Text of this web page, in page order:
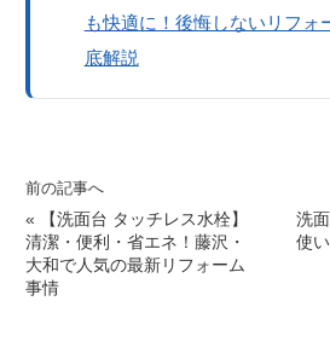
も快適に！後悔しないリフォ
底解説
前の記事へ
«
【洗面台 タッチレス水栓】
清潔・便利・省エネ！藤沢・
大和で人気の最新リフォーム
事情
洗
使